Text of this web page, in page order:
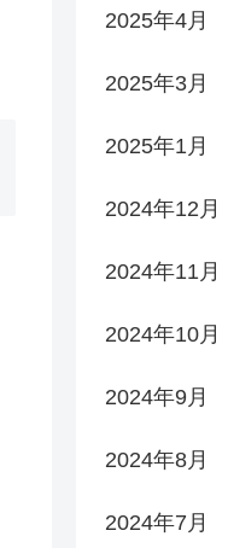
2025年4月
2025年3月
2025年1月
2024年12月
2024年11月
2024年10月
2024年9月
2024年8月
2024年7月